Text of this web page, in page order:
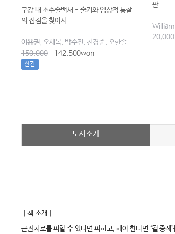
구강 내 소수술백서 - 술기와 임상적 통찰
의 접점을 찾아서
이용권, 오세목, 박수진, 천경준, 오한솔
150,000
142,500won
신간
판
20,000
도서소개
｜책 소개｜
근관치료를 피할 수 있다면 피하고, 해야 한다면 ‘될 증